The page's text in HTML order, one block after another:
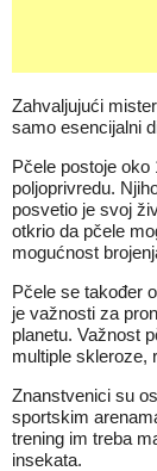
Zahvaljujući
samo esencijalni
Pčele postoje oko
poljoprivredu.
posvetio je svoj
otkrio da pčele
mogućnost
Pčele se također
je važnosti za
planetu. Važnost
multiple skleroze,
Znanstvenici su
sportskim
trening im treba
insekata.